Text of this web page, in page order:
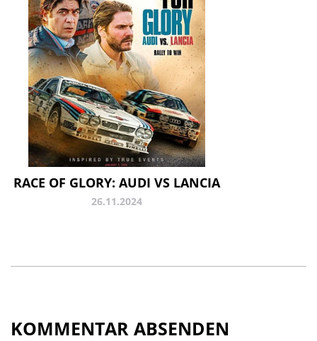
RACE OF GLORY: AUDI VS LANCIA
26.11.2024
KOMMENTAR ABSENDEN